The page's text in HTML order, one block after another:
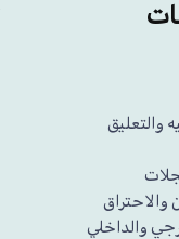
والتعليق
والاحتراق
والداخلي